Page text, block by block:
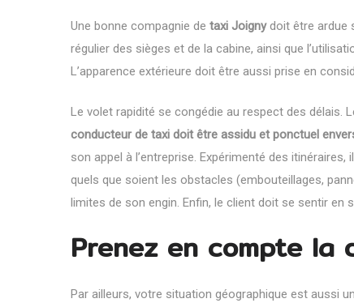
Une bonne compagnie de taxi Joignydoit être ardue
régulier des sièges et de la cabine, ainsi que
L’apparence extérieure doit être aussi prise en
Le volet rapidité se congédie au respect des délais.
conducteur de taxi doit être assidu et ponctuel
son appel à l’entreprise. Expérimenté des
quels que soient les obstacles (embouteillages,
limites de son engin. Enfin, le client doit se sentir
Prenez en compte la
Par ailleurs, votre situation géographique est aussi